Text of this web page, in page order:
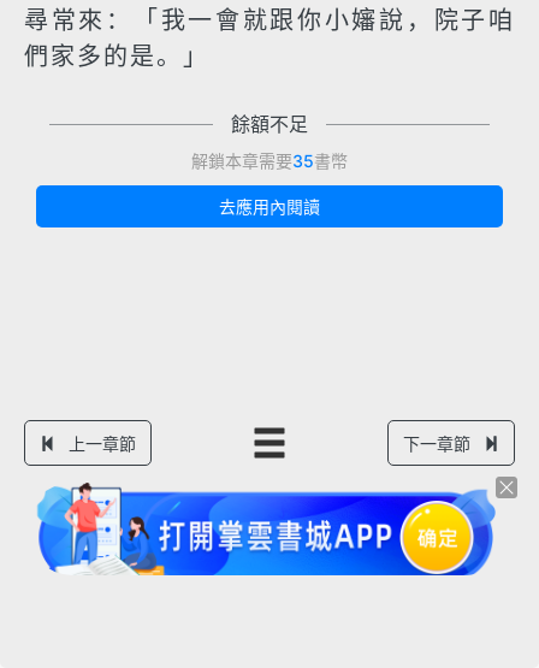
尋常來：「我一會就跟你小嬸說，院子咱
們家多的是。」
餘額不足
解鎖本章需要35書幣
去應用內閱讀
上一章節 下一章節